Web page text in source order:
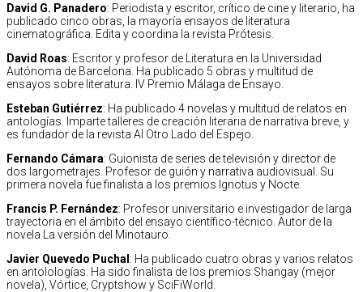
David G. Panadero: Periodista y escritor, crítico de cine y literario, ha
publicado cinco obras, la mayoría ensayos de literatura
cinematográfica. Edita y coordina la revista Prótesis.
David Roas: Escritor y profesor de Literatura en la Universidad
Autónoma de Barcelona. Ha publicado 5 obras y multitud de
ensayos sobre literatura. IV Premio Málaga de Ensayo.
Esteban Gutiérrez: Ha publicado 4 novelas y multitud de relatos en
antologías. Imparte talleres de creación literaria de narrativa breve, y
es fundador de la revista Al Otro Lado del Espejo.
Fernando Cámara: Guionista de series de televisión y director de
dos largometrajes. Profesor de guión y narrativa audiovisual. Su
primera novela fue finalista a los premios Ignotus y Nocte.
Francis P. Fernández: Profesor universitario e investigador de larga
trayectoria en el ámbito del ensayo científico-técnico. Autor de la
novela La versión del Minotauro.
Javier Quevedo Puchal : Ha publicado cuatro obras y varios relatos
en antolologías. Ha sido finalista de los premios Shangay (mejor
novela), Vórtice, Cryptshow y SciFiWorld.